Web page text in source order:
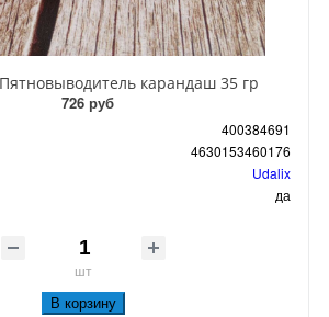
карандаш 35 гр
726 руб
400384691
4630153460176
Udalix
да
шт
В корзину